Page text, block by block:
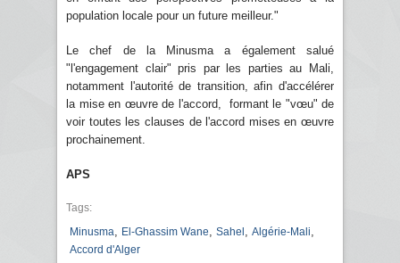
population locale pour un future meilleur."
Le chef de la Minusma a également salué
"l'engagement clair" pris par les parties au Mali,
notamment l'autorité de transition, afin d'accélérer
la mise en œuvre de l'accord, formant le "vœu" de
voir toutes les clauses de l'accord mises en œuvre
prochainement.
APS
Tags:
Minusma
El-Ghassim Wane Sahel Algérie-Mali
Accord d'Alger